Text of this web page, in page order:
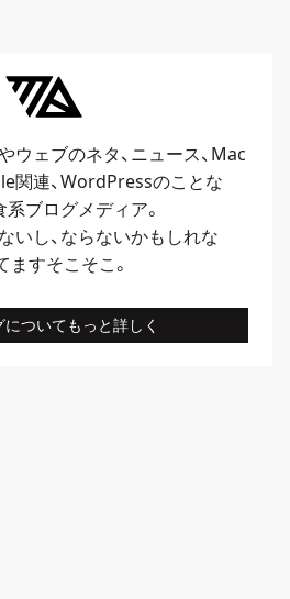
ウェブのネタ、 ニュース、 Mac
関連、WordPressのことな
ブログメディア。
いし、ならないかもしれな
ますそこそこ。
ついてもっと詳しく